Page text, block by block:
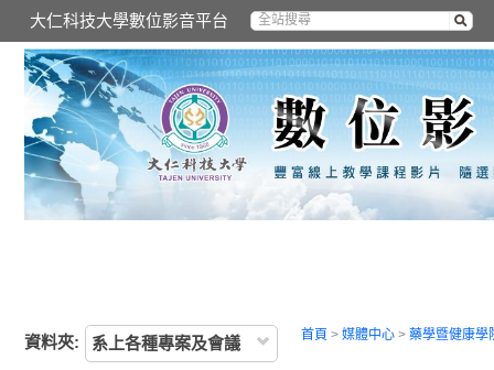
大仁科技大學數位影音平台
資料夾: 系上各種專案及會議 首頁 > 媒體中心 > 藥學暨健康學